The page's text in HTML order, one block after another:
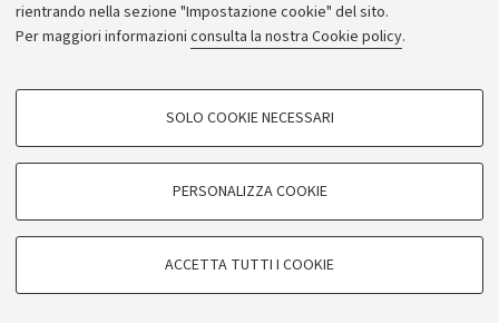
rientrando nella sezione "Impostazione cookie" del sito.
Per maggiori informazioni consulta la nostra Cookie policy.
COOKIE DI PROFILAZIONE - FACOLTATIVI
COOKIE TECNICI - NECESSARI
Si tratta di cookie tecnici utilizzati, a titolo esemplificativo, per il corretto
SOLO COOKIE NECESSARI
PERSONALIZZA COOKIE
ACCETTA TUTTI I COOKIE
Atti di notifica
Informazioni sul sito e accessibilità
Dichiarazione di accessibilità
Privacy e note legali
Impostazioni Cookie
©Copyright 2026 - ALMA MATER STUDIORUM - Università di
Bologna - Via Zamboni,33 - 40126Bologna - PI:
- CF:80007010376